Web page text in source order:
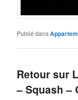
Publié dans
Retour sur
– Squash –